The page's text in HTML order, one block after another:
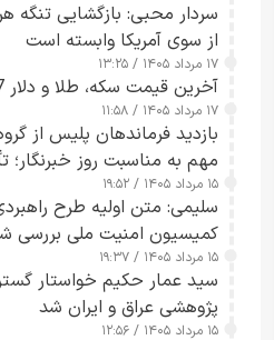
سردار محبی: بازگشایی تنگه
از سوی آمریکا وابسته است
۱۷ مرداد ۱۴۰۵ / ۱۳:۲۵
آخرین قیمت سکه، طلا و دلار 17 مرداد1405
۱۷ مرداد ۱۴۰۵ / ۱۱:۵۸
بازدید فرماندهان پلیس از
مهم به مناسبت روز خبرنگار؛
تقویت امنیت و اعتماد عمومی
۱۵ مرداد ۱۴۰۵ / ۱۹:۵۲
سلیمی: متن اولیه طرح
کمیسیون امنیت ملی بررسی
۱۵ مرداد ۱۴۰۵ / ۱۹:۳۷
سید عمار حکیم خواستار
پژوهشی عراق و ایران شد
۱۵ مرداد ۱۴۰۵ / ۱۲:۵۶